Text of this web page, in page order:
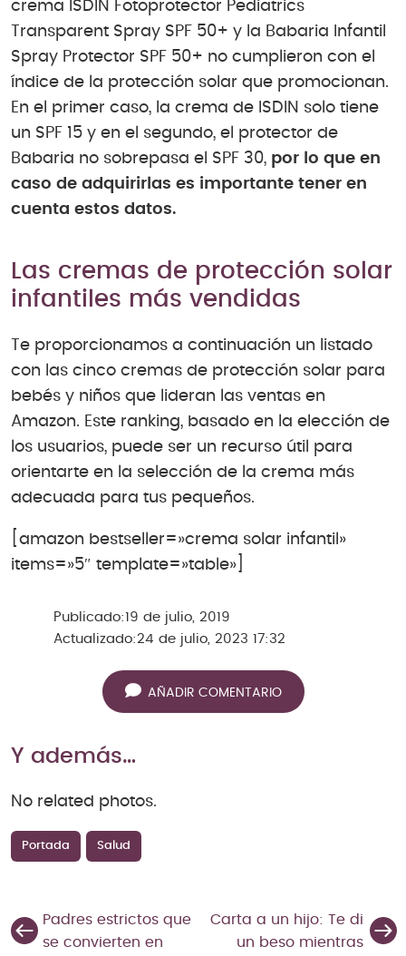
crema ISDIN Fotoprotector Pediatrics
Transparent Spray SPF 50+ y la Babaria Infantil
Spray Protector SPF 50+ no cumplieron con el
índice de la protección solar que promocionan.
En el primer caso, la crema de ISDIN solo tiene
un SPF 15 y en el segundo, el protector de
Babaria no sobrepasa el SPF 30, por lo que en
caso de adquirirlas es importante tener en
cuenta estos datos.
Las cremas de protección solar
infantiles más vendidas
Te proporcionamos a continuación un listado
con las cinco cremas de protección solar para
bebés y niños que lideran las ventas en
Amazon. Este ranking, basado en la elección de
los usuarios, puede ser un recurso útil para
orientarte en la selección de la crema más
adecuada para tus pequeños.
[amazon bestseller=»crema solar infantil»
items=»5″ template=»table»]
Publicado:19 de julio, 2019
Actualizado: 24 de julio, 2023 17:32
AÑADIR COMENTARIO
Y además…
No related photos.
Portada Salud
Padres estrictos que
se convierten en
Carta a un hijo: Te di
un beso mientras